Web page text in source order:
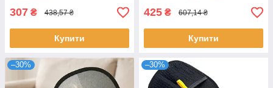
307 ₴ 438,57 ₴
Купити
425 ₴ 607,14 ₴
Купити
–30% –30%